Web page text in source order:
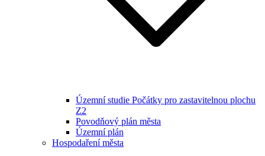
Územní studie Počátky pro zastavitelnou plochu
Z2
Povodňový plán města
Územní plán
Hospodaření města